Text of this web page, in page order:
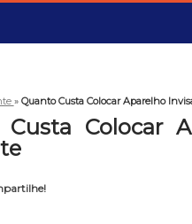
» Quanto Custa Colocar Aparelho
Custa Colocar